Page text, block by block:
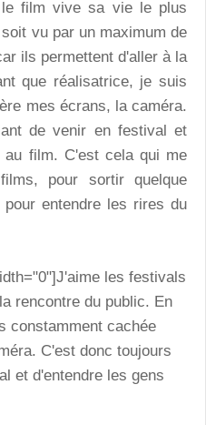
film vive sa vie le plus
vu par un maximum de
ils permettent d'aller à la
que réalisatrice, je suis
mes écrans, la caméra.
de venir en festival et
au film. C'est cela qui me
pour sortir quelque
entendre les rires du
les festivals
rencontre du public. En
constamment cachée
C'est donc toujours
et d'entendre les gens